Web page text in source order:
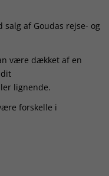
af Goudas rejse- og
være dækket af en
lignende.
forskelle i